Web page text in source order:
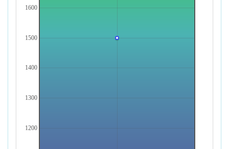
1200
1300
1400
1500
1600